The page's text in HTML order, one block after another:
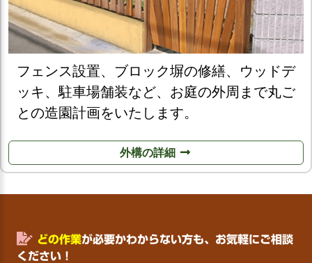
フェンス設置、ブロック塀の修繕、ウッドデ
ッキ、駐車場舗装など、お庭の外周まで丸ご
との造園計画をいたします。
外構の詳細
どの作業が必要かわからない方も、お気軽にご相談
ください！